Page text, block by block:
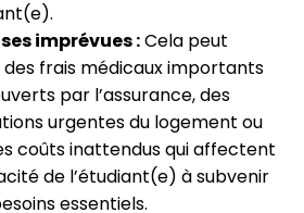
imprévues :Cela peut
frais médicaux importants
par l’assurance, des
urgentes du logement ou
coûts inattendus qui affectent
de l’étudiant(e) à subvenir
essentiels.